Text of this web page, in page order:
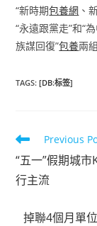
“新時期包養網 、
“永遠跟黨走”和“
族謀回復”包養兩
TAGS:[DB:标签]
Read
more
articles
Previous
“五一”假期城
行主流
掉聯4個月單